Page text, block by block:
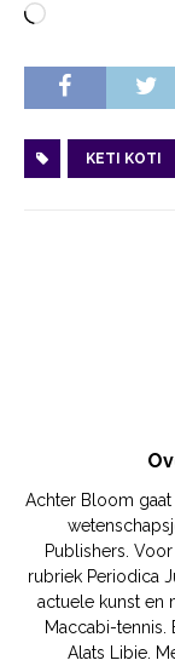
KETI KOTI
Achter Bloom
Publishers.
rubriek Periodica
actuele kunst en
Maccabi-tennis.
Alats Libie.